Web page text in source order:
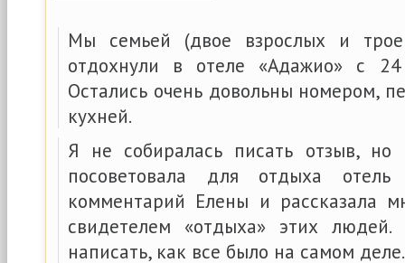
Мы семьей (двое взрослых и
отдохнули в отеле «Адажио» с
Остались очень довольны номером,
кухней.
Я не собиралась писать отзыв, но
посоветовала для отдыха отель
комментарий Елены и рассказала
свидетелем «отдыха» этих
написать, как все было на самом деле.